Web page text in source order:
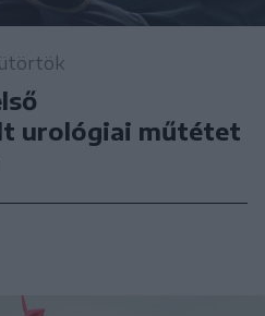
urológiai műtétet